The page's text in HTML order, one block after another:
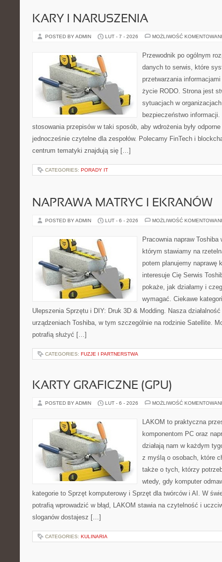
KARY I NARUSZENIA
POSTED BY ADMIN LUT - 7 - 2026 MOŻLIWOŚĆ
Przewodnik po ogólnym
danych to serwis, które
przetwarzania
życie RODO. Strona jest
sytuacjach w
bezpieczeństwo
stosowania przepisów w taki sposób, aby wdrożenia były
jednocześnie czytelne dla zespołów. Polecamy FinTech i
centrum tematyki znajdują się […]
CATEGORIES: PORADY IT
NAPRAWA MATRYC I EKRANÓW
POSTED BY ADMIN LUT - 6 - 2026 MOŻLIWOŚĆ
Pracownia napraw
którym stawiamy na
potem planujemy naprawę
interesuje Cię Serwis
pokaże, jak działamy i
wymagać. Ciekawe
Ulepszenia Sprzętu i DIY: Druk 3D & Modding. Nasza
urządzeniach Toshiba, w tym szczególnie na rodzinie Satellite.
potrafią służyć […]
CATEGORIES: FUZJE I PARTNERSTWA
KARTY GRAFICZNE (GPU)
POSTED BY ADMIN LUT - 6 - 2026 MOŻLIWOŚĆ
LAKOM to praktyczna
komponentom PC oraz
działają nam w każdym
z myślą o osobach, które
także o tych, którzy
wtedy, gdy komputer
kategorie to Sprzęt komputerowy i Sprzęt dla twórców i AI. W
potrafią wprowadzić w błąd, LAKOM stawia na czytelność i
sloganów dostajesz […]
CATEGORIES: KULINARIA